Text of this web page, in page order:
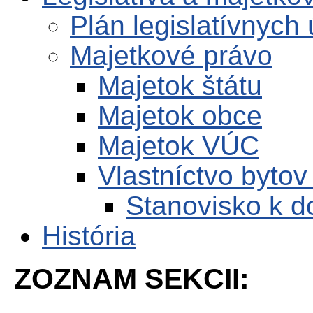
Plán legislatívnych
Majetkové právo
Majetok štátu
Majetok obce
Majetok VÚC
Vlastníctvo
Stanovisko k
História
ZOZNAM SEKCII: